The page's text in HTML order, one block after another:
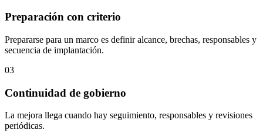
Preparación con criterio
Prepararse para un marco es definir alcance, brechas, responsables y
secuencia de implantación.
03
Continuidad de gobierno
La mejora llega cuando hay seguimiento, responsables y revisiones
periódicas.